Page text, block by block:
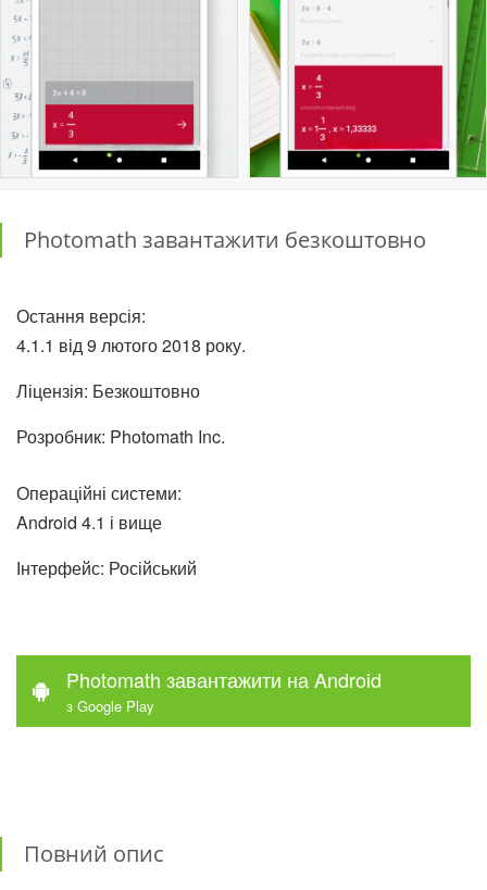
Photomath завантажити безкоштовно
Остання версія:
4.1.1 від 9 лютого 2018 року.
Ліцензія: Безкоштовно
Розробник: Photomath Inc.
Операційні системи:
Android 4.1 і вище
Інтерфейс: Російський
Photomath завантажити на Android
з Google Play
Повний опис